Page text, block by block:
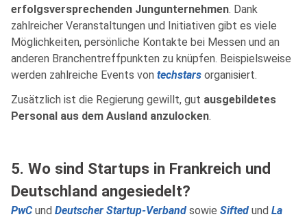
erfolgsversprechenden Jungunternehmen. Dank
zahlreicher Veranstaltungen und Initiativen gibt es viele
Möglichkeiten, persönliche Kontakte bei Messen und an
anderen Branchentreffpunkten zu knüpfen. Beispielsweise
werden zahlreiche Events von techstars organisiert.
Zusätzlich ist die Regierung gewillt, gut ausgebildetes
Personal aus dem Ausland anzulocken.
5. Wo sind Startups in Frankreich und
Deutschland angesiedelt?
PwC und Deutscher Startup-Verband sowie Sifted und La